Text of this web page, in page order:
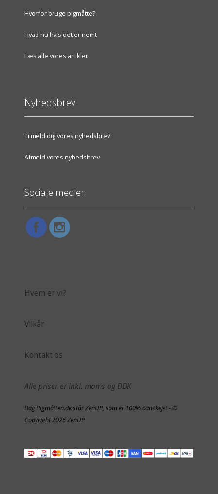
Hvorfor bruge pigmåtte?
Hvad nu hvis det er nemt
Læs alle vores artikler
Nyhedsbrev
Tilmeld dig vores nyhedsbrev
Afmeld vores nyhedsbrev
Sociale medier
Hvem er vi?
Vilkår
Kontakt os
Alle priser er inkl. moms og DDK
Bag Pigmåtten.dk står ZenUP, som er 100% danskejet - ©
Copyright 2026 ZenUP